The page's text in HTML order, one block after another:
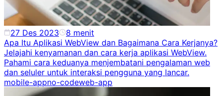
27 Des 2023 8 menit
Apa Itu Aplikasi WebView dan Bagaimana Cara Kerjanya?
Jelajahi kenyamanan dan cara kerja aplikasi WebView.
Pahami cara keduanya menjembatani pengalaman web
dan seluler untuk interaksi pengguna yang lancar.
mobile-appno-codeweb-app